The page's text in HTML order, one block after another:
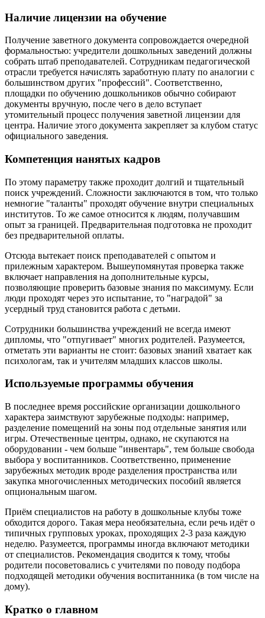
Наличие лицензии на обучение
Получение заветного документа сопровождается очередной
формальностью: учредители дошкольных заведений должны
собрать штаб преподавателей. Сотрудникам педагогической
отрасли требуется начислять заработную плату по аналогии с
большинством других "профессий". Соответственно,
площадки по обучению дошкольников обычно собирают
документы вручную, после чего в дело вступает
утомительный процесс получения заветной лицензии для
центра. Наличие этого документа закрепляет за клубом статус
официального заведения.
Компетенция нанятых кадров
По этому параметру также проходит долгий и тщательный
поиск учреждений. Сложности заключаются в том, что только
немногие "таланты" проходят обучение внутри специальных
институтов. То же самое относится к людям, получавшим
опыт за границей. Предварительная подготовка не проходит
без предварительной оплаты.
Отсюда вытекает поиск преподавателей с опытом и
прилежным характером. Вышеупомянутая проверка также
включает направления на дополнительные курсы,
позволяющие проверить базовые знания по максимуму. Если
люди проходят через это испытание, то "наградой" за
усердный труд становится работа с детьми.
Сотрудники большинства учреждений не всегда имеют
дипломы, что "отпугивает" многих родителей. Разумеется,
отметать эти варианты не стоит: базовых знаний хватает как
психологам, так и учителям младших классов школы.
Используемые программы обучения
В последнее время российские организации дошкольного
характера заимствуют зарубежные подходы: например,
разделение помещений на зоны под отдельные занятия или
игры. Отечественные центры, однако, не скупаются на
оборудовании - чем больше "инвентарь", тем больше свобода
выбора у воспитанников. Соответственно, применение
зарубежных методик вроде разделения пространства или
закупка многочисленных методических пособий является
опциональным шагом.
Приём специалистов на работу в дошкольные клубы тоже
обходится дорого. Такая мера необязательна, если речь идёт о
типичных групповых уроках, проходящих 2-3 раза каждую
неделю. Разумеется, программы иногда включают методики
от специалистов. Рекомендация сводится к тому, чтобы
родители посоветовались с учителями по поводу подбора
подходящей методики обучения воспитанника (в том числе на
дому).
Кратко о главном